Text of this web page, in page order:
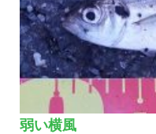
弱い横風